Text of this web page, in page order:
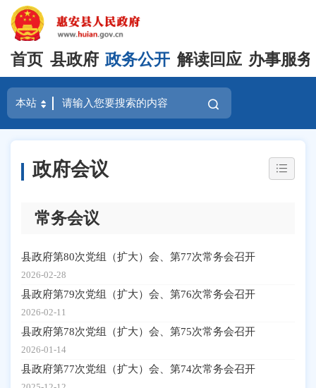
首页 县政府 政务公开 解读回应 办事服务
政府会议
常务会议
县政府第80次党组（扩大）会、第77次常务会召开
2026-02-28
县政府第79次党组（扩大）会、第76次常务会召开
2026-02-11
县政府第78次党组（扩大）会、第75次常务会召开
2026-01-14
县政府第77次党组（扩大）会、第74次常务会召开